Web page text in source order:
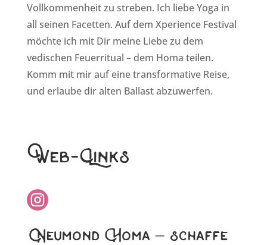
Vollkommenheit zu streben. Ich liebe Yoga in
all seinen Facetten. Auf dem Xperience Festival
möchte ich mit Dir meine Liebe zu dem
vedischen Feuerritual – dem Homa teilen.
Komm mit mir auf eine transformative Reise,
und erlaube dir alten Ballast abzuwerfen.
Web-Links
Neumond Homa – schaffe